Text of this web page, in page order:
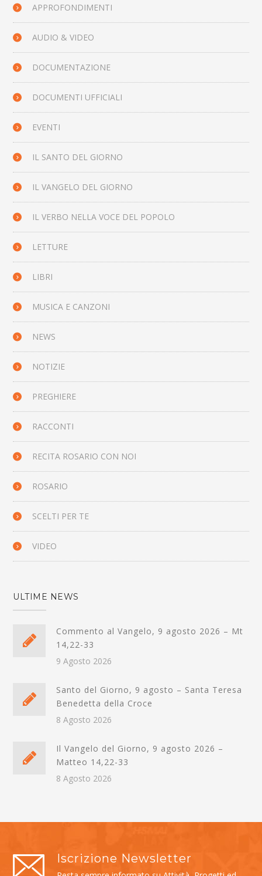
APPROFONDIMENTI
AUDIO & VIDEO
DOCUMENTAZIONE
DOCUMENTI UFFICIALI
EVENTI
IL SANTO DEL GIORNO
IL VANGELO DEL GIORNO
IL VERBO NELLA VOCE DEL POPOLO
LETTURE
LIBRI
MUSICA E CANZONI
NEWS
NOTIZIE
PREGHIERE
RACCONTI
RECITA ROSARIO CON NOI
ROSARIO
SCELTI PER TE
VIDEO
ULTIME NEWS
Commento al Vangelo, 9 agosto 2026 – Mt
14,22-33
9 Agosto 2026
Santo del Giorno, 9 agosto – Santa Teresa
Benedetta della Croce
8 Agosto 2026
Il Vangelo del Giorno, 9 agosto 2026 –
Matteo 14,22-33
8 Agosto 2026
Iscrizione Newsletter